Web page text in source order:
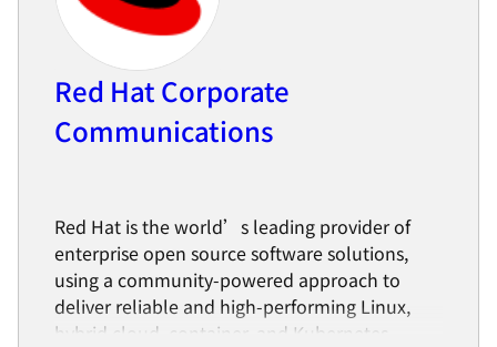
Red Hat Corporate
Communications
Red Hat is the world’s leading provider of
enterprise open source software solutions,
using a community-powered approach to
deliver reliable and high-performing Linux,
hybrid cloud, container, and Kubernetes